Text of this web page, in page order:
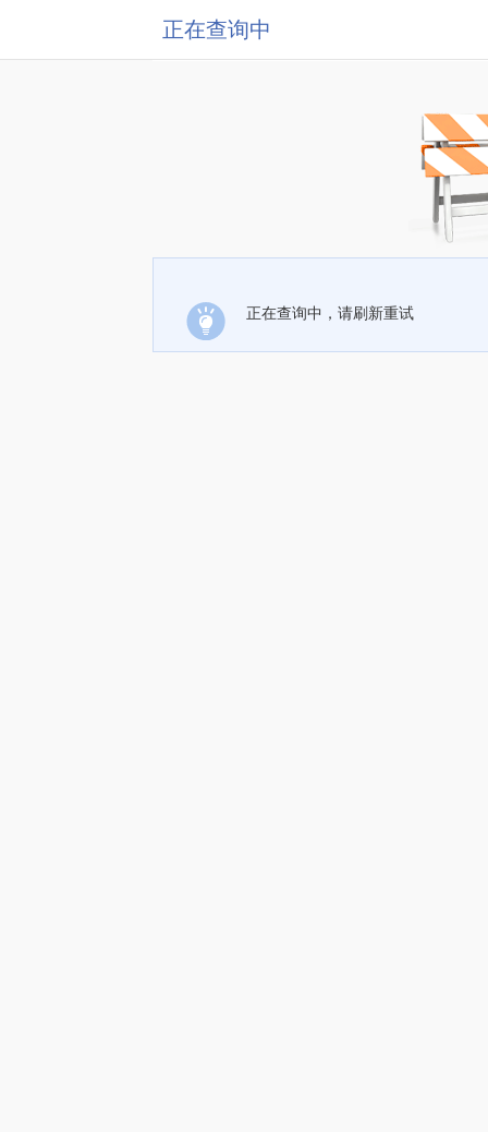
正在查询中
正在查询中，请刷新重试